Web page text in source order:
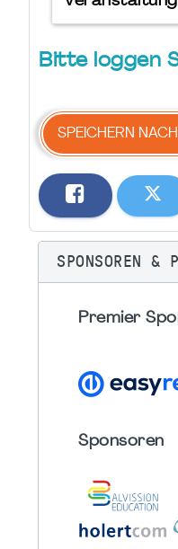
Bitte loggen
SPEICHERN NACH
SPONSOREN &
Premier
Sponsoren